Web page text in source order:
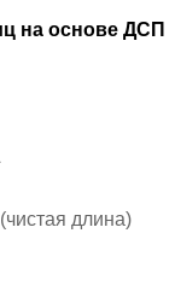
на основе ДСП
длина)